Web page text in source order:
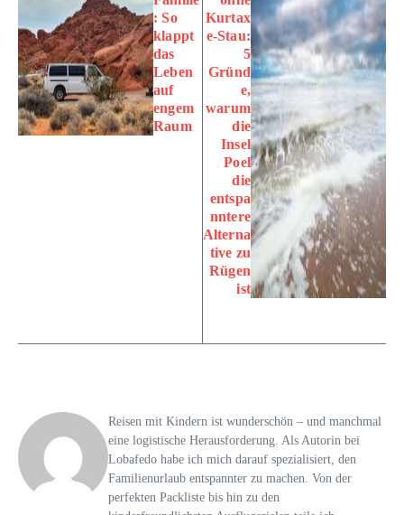
: So
klappt
das
Leben
auf
engem
Raum
Kurtax
e-Stau:
5
Gründ
e,
warum
die
Insel
Poel
die
entspa
nntere
Alterna
tive zu
Rügen
ist
Reisen mit Kindern ist wunderschön – und manchmal
eine logistische Herausforderung. Als Autorin bei
Lobafedo habe ich mich darauf spezialisiert, den
Familienurlaub entspannter zu machen. Von der
perfekten Packliste bis hin zu den